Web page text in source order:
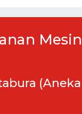
Mesin
(Aneka